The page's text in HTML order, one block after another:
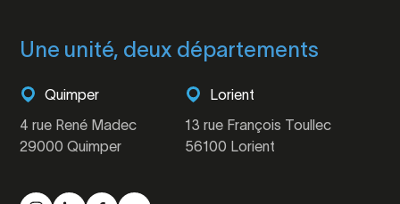
Une unité, deux départements
Quimper
4 rue René Madec
29000 Quimper
Lorient
13 rue François Toullec
56100 Lorient